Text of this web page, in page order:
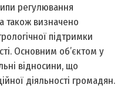
регулювання
також визначено
підтримки
Основним об’єктом у
відносини, що
діяльності громадян.